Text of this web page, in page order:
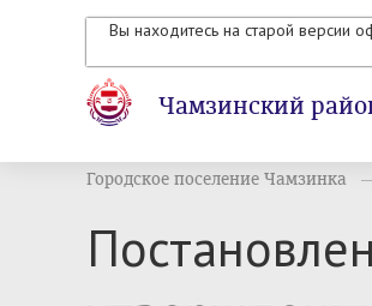
Вы находитесь на старой версии
Чамзинский
Городское поселение Чамзинка